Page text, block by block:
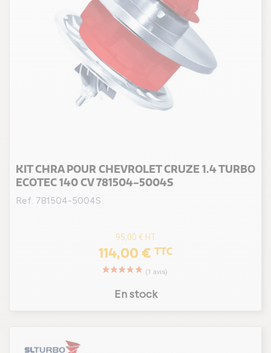
KIT CHRA POUR CHEVROLET CRUZE 1.4 TURBO
ECOTEC 140 CV 781504-5004S
Ref. 781504-5004S
95,00 € HT
114,00 € TTC
En stock